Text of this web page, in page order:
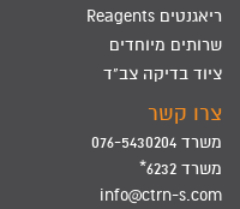
ריאגנטים Reagents
שרותים מיוחדים
ציוד בדיקה צב"ד
צרו קשר
משרד 076-5430204
משרד 6232*
info@ctrn-s.com